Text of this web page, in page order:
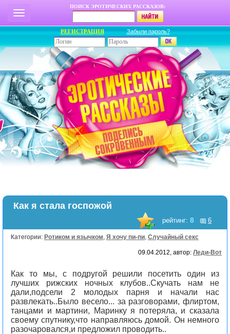
ПОИСК ЭРОТИЧЕСКИХ РАССКАЗОВ:
РЕГИСТРАЦИЯ Забыли пароль?
Как я стала госпожой
рейтинг: 8 6
Категории: Ротиком и язычком, Я хочу пи-пи, Случайный секс
09.04.2012, автор: Леди-Вот
Как то мы, с подругой решили посетить один из
лучших рижских ночных клубов..Скучать нам не
дали,подсели 2 молодых парня и начали нас
развлекать..Было весело... за разговорами, флиртом,
танцами и мартини, Маринку я потеряла, и сказала
своему спутнику,что направляюсь домой. Он немного
разочаровался,и предложил проводить..